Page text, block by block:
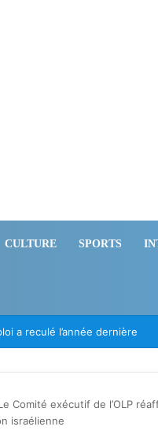
CULTURE SPORTS
Comité exécutif de l’OLP
israélienne